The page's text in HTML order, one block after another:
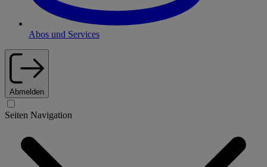
Abos und Services
Abmelden
Seiten Navigation